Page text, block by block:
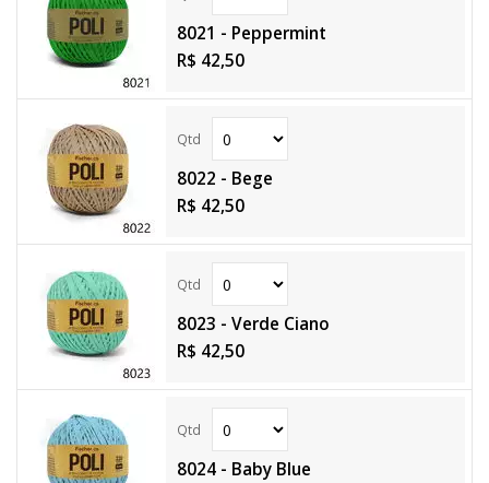
8021 - Peppermint
R$ 42,50
8022 - Bege
R$ 42,50
8023 - Verde Ciano
R$ 42,50
8024 - Baby Blue